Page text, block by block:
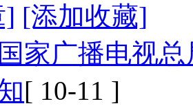
] [添加收藏]
国家广播电视
[ 10-11 ]